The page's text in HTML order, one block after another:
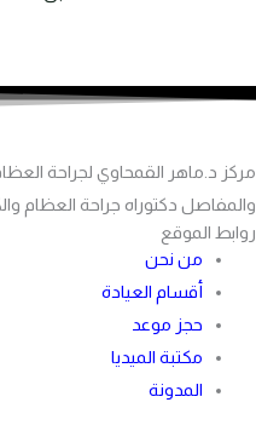
مركز د.ماهر القمحاوي لجراحة
والمفاصل دكتوراه جراحة العظام
روابط الموقع
من نحن
أقسام العيادة
حجز موعد
مكتبة الميديا
المدونة